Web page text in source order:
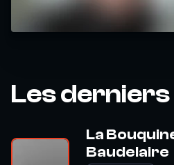
Les
La
Baudelaire